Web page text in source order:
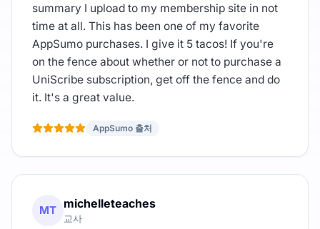
summary I upload to my membership site in not
time at all. This has been one of my favorite
AppSumo purchases. I give it 5 tacos! If you're
on the fence about whether or not to purchase a
UniScribe subscription, get off the fence and do
it. It's a great value.
AppSumo 출처
MT michelleteaches
교사